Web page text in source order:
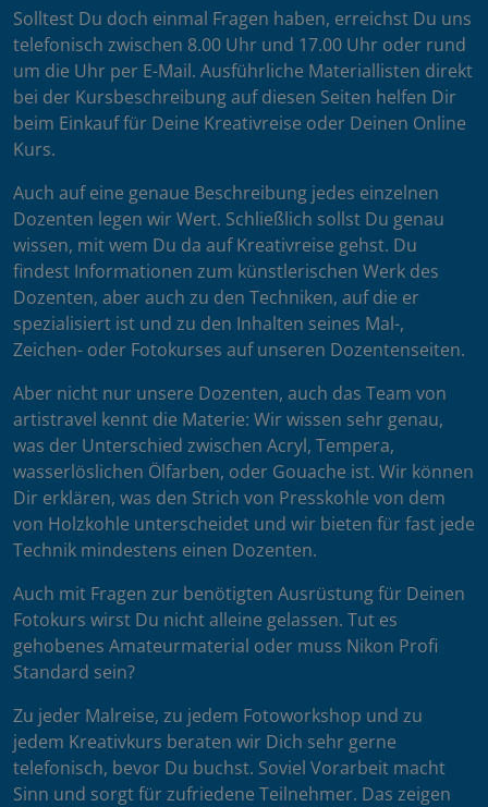
Solltest Du doch einmal Fragen haben, erreichst Du uns
telefonisch zwischen 8.00 Uhr und 17.00 Uhr oder rund
um die Uhr per E-Mail. Ausführliche Materiallisten direkt
bei der Kursbeschreibung auf diesen Seiten helfen Dir
beim Einkauf für Deine Kreativreise oder Deinen Online
Kurs.
Auch auf eine genaue Beschreibung jedes einzelnen
Dozenten legen wir Wert. Schließlich sollst Du genau
wissen, mit wem Du da auf Kreativreise gehst. Du
findest Informationen zum künstlerischen Werk des
Dozenten, aber auch zu den Techniken, auf die er
spezialisiert ist und zu den Inhalten seines Mal-,
Zeichen- oder Fotokurses auf unseren Dozentenseiten.
Aber nicht nur unsere Dozenten, auch das Team von
artistravel kennt die Materie: Wir wissen sehr genau,
was der Unterschied zwischen Acryl, Tempera,
wasserlöslichen Ölfarben, oder Gouache ist. Wir können
Dir erklären, was den Strich von Presskohle von dem
von Holzkohle unterscheidet und wir bieten für fast jede
Technik mindestens einen Dozenten.
Auch mit Fragen zur benötigten Ausrüstung für Deinen
Fotokurs wirst Du nicht alleine gelassen. Tut es
gehobenes Amateurmaterial oder muss Nikon Profi
Standard sein?
Zu jeder Malreise, zu jedem Fotoworkshop und zu
jedem Kreativkurs beraten wir Dich sehr gerne
telefonisch, bevor Du buchst. Soviel Vorarbeit macht
Sinn und sorgt für zufriedene Teilnehmer. Das zeigen